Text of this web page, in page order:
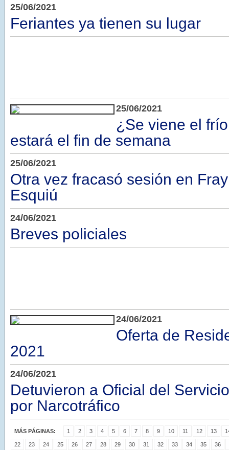
25/06/2021
Feriantes ya tienen su lugar
25/06/2021
¿Se viene el
estará el fin de semana
25/06/2021
Otra vez fracasó sesión en
Esquiú
24/06/2021
Breves policiales
24/06/2021
Oferta de
2021
24/06/2021
Detuvieron a Oficial del
por Narcotráfico
MÁS PÁGINAS: 1 2 3 4 5 6 7 8 9 10 11 12 13
22 23 24 25 26 27 28 29 30 31 32 33 34 35 36